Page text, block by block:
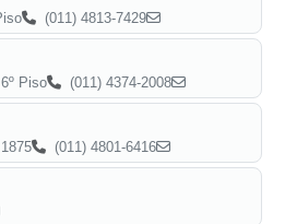
(011) 4813-7429
Piso
(011) 4374-2008
(011) 4801-6416